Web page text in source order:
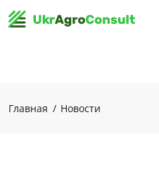
Главная Новости